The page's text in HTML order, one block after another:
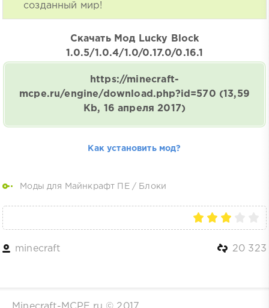
созданный мир!
Скачать Мод Lucky Block
1.0.5/1.0.4/1.0/0.17.0/0.16.1
https://minecraft-
mcpe.ru/engine/download.php?id=570 (13,59
Kb, 16 апреля 2017)
Как установить мод?
Моды для Майнкрафт ПЕ / Блоки
minecraft 20 323